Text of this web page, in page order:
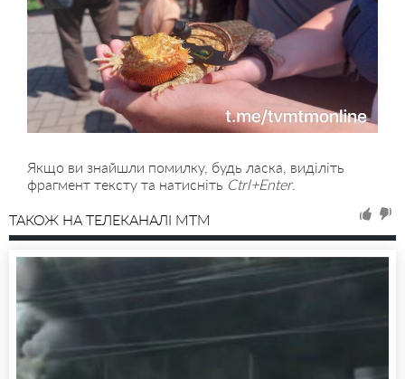
Якщо ви знайшли помилку, будь ласка, виділіть
фрагмент тексту та натисніть Ctrl+Enter.
ТАКОЖ НА ТЕЛЕКАНАЛІ MTM